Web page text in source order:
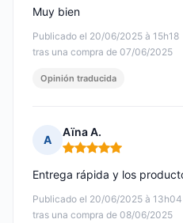
Publicado el 20/06/2025 à 15h18
tras una compra de 07/06/2025
Muy bien
Opinión traducida
A
Aïna A.
Nota: 5 de 5
Publicado el 20/06/2025 à 13h04
tras una compra de 08/06/2025
Entrega rápida y los